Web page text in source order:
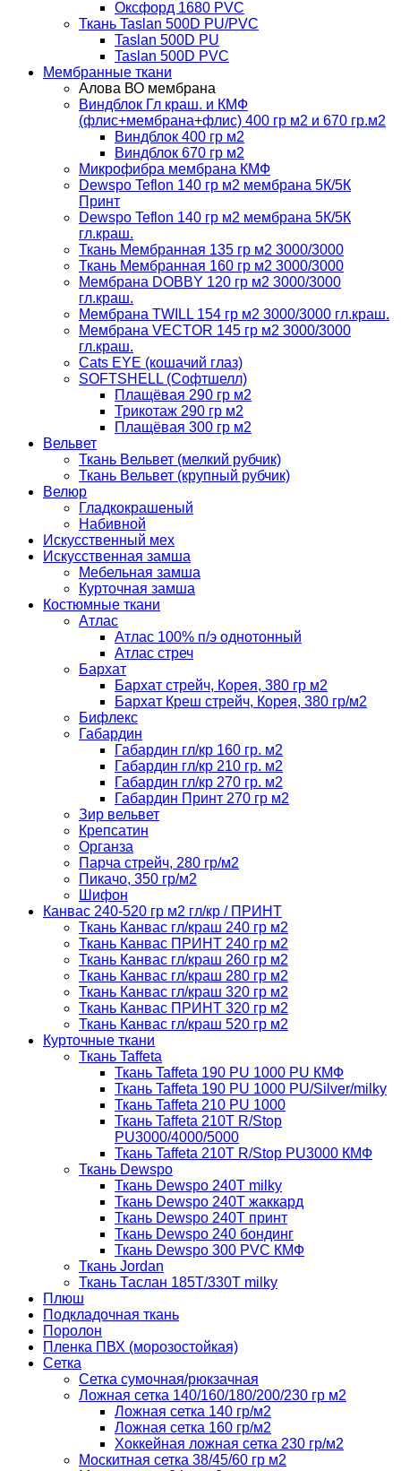
Оксфорд 1680 PVC
Ткань Taslan 500D PU/PVC
Taslan 500D PU
Taslan 500D PVC
Мембранные ткани
Алова ВО мембрана
Виндблок Гл краш. и КМФ
(флис+мембрана+флис) 400 гр м2 и 670 гр.м2
Виндблок 400 гр м2
Виндблок 670 гр м2
Микрофибра мембрана КМФ
Dewspo Teflon 140 гр м2 мембрана 5К/5К
Принт
Dewspo Teflon 140 гр м2 мембрана 5К/5К
гл.краш.
Ткань Мембранная 135 гр м2 3000/3000
Ткань Мембранная 160 гр м2 3000/3000
Мембрана DOBBY 120 гр м2 3000/3000
гл.краш.
Мембрана TWILL 154 гр м2 3000/3000 гл.краш.
Мембрана VECTOR 145 гр м2 3000/3000
гл.краш.
Cats EYE (кошачий глаз)
SOFTSHELL (Софтшелл)
Плащёвая 290 гр м2
Трикотаж 290 гр м2
Плащёвая 300 гр м2
Вельвет
Ткань Вельвет (мелкий рубчик)
Ткань Вельвет (крупный рубчик)
Велюр
Гладкокрашеный
Набивной
Искусственный мех
Искусственная замша
Мебельная замша
Курточная замша
Костюмные ткани
Атлас
Атлас 100% п/э однотонный
Атлас стреч
Бархат
Бархат стрейч, Корея, 380 гр м2
Бархат Креш стрейч, Корея, 380 гр/м2
Бифлекс
Габардин
Габардин гл/кр 160 гр. м2
Габардин гл/кр 210 гр. м2
Габардин гл/кр 270 гр. м2
Габардин Принт 270 гр м2
Зир вельвет
Крепсатин
Органза
Парча стрейч, 280 гр/м2
Пикачо, 350 гр/м2
Шифон
Канвас 240-520 гр м2 гл/кр / ПРИНТ
Ткань Канвас гл/краш 240 гр м2
Ткань Канвас ПРИНТ 240 гр м2
Ткань Канвас гл/краш 260 гр м2
Ткань Канвас гл/краш 280 гр м2
Ткань Канвас гл/краш 320 гр м2
Ткань Канвас ПРИНТ 320 гр м2
Ткань Канвас гл/краш 520 гр м2
Курточные ткани
Ткань Taffeta
Ткань Taffeta 190 PU 1000 PU КМФ
Ткань Taffeta 190 PU 1000 PU/Silver/milky
Ткань Taffeta 210 PU 1000
Ткань Taffeta 210Т R/Stop
PU3000/4000/5000
Ткань Taffeta 210Т R/Stop PU3000 КМФ
Ткань Dewspo
Ткань Dewspo 240Т milky
Ткань Dewspo 240T жаккард
Ткань Dewspo 240Т принт
Ткань Dewspo 240 бондинг
Ткань Dewspo 300 PVC КМФ
Ткань Jordan
Ткань Таслан 185T/330T milky
Плюш
Подкладочная ткань
Поролон
Пленка ПВХ (морозостойкая)
Сетка
Сетка сумочная/рюкзачная
Ложная сетка 140/160/180/200/230 гр м2
Ложная сетка 140 гр/м2
Ложная сетка 160 гр/м2
Хоккейная ложная сетка 230 гр/м2
Москитная сетка 38/45/60 гр м2